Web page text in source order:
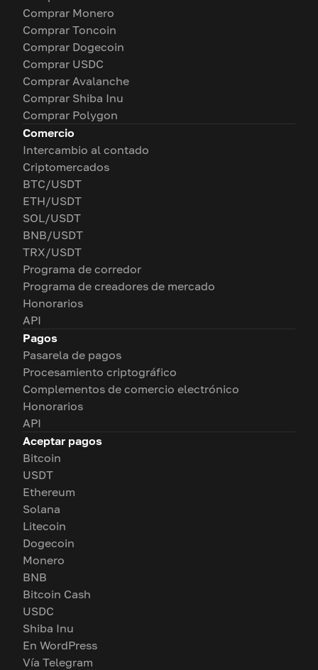
Comprar Monero
Comprar Toncoin
Comprar Dogecoin
Comprar USDC
Comprar Avalanche
Comprar Shiba Inu
Comprar Polygon
Comercio
Intercambio al contado
Criptomercados
BTC/USDT
ETH/USDT
SOL/USDT
BNB/USDT
TRX/USDT
Programa de corredor
Programa de creadores de mercado
Honorarios
API
Pagos
Pasarela de pagos
Procesamiento criptográfico
Complementos de comercio electrónico
Honorarios
API
Aceptar pagos
Bitcoin
USDT
Ethereum
Solana
Litecoin
Dogecoin
Monero
BNB
Bitcoin Cash
USDC
Shiba Inu
En WordPress
Vía Telegram